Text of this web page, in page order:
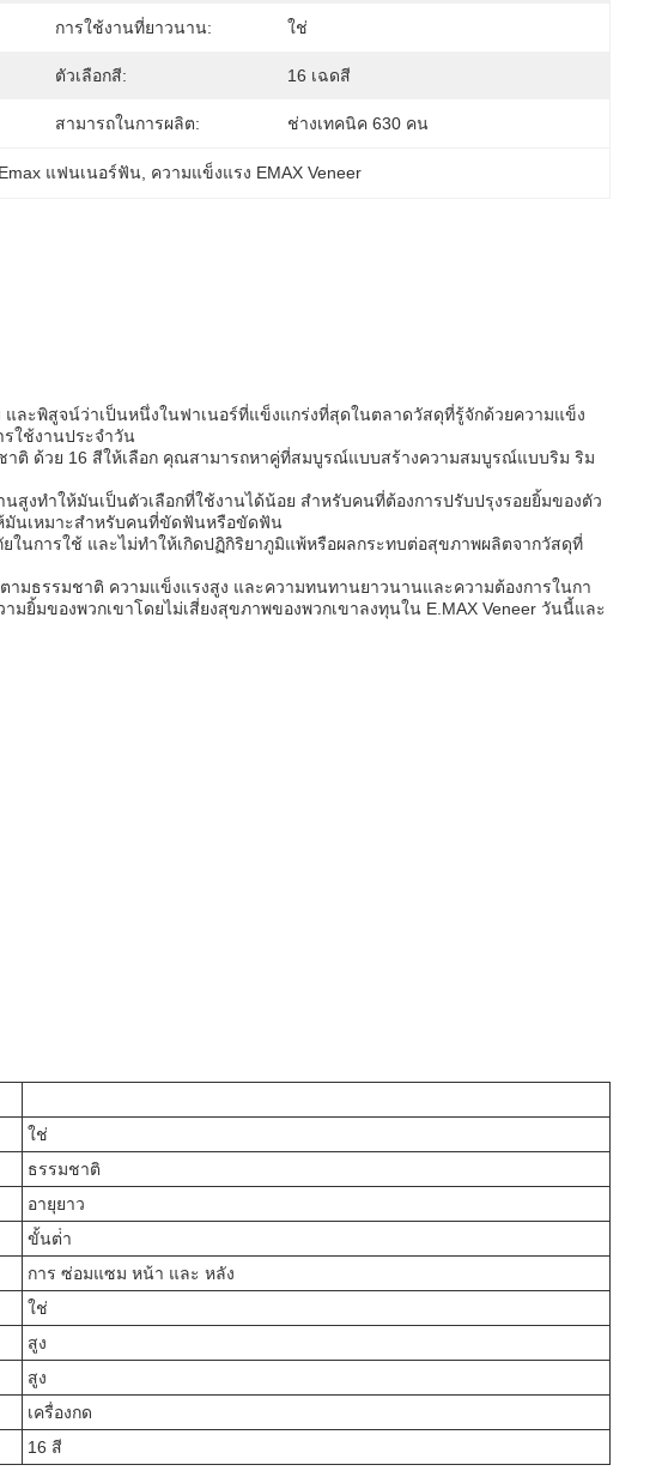
การใช้งานที่ยาวนาน: ใช่
ตัวเลือกสี: 16 เฉดสี
สามารถในการผลิต: ช่างเทคนิค 630 คน
แฟนเนอร์ฟัน ความแข็งแรง EMAX Veneer
ะพิสูจน์ว่าเป็นหนึ่งในฟาเนอร์ที่แข็งแกร่งที่สุดในตลาดวัสดุที่รู้จักด้วยความแข็ง
ใช้งานประจําวัน
ติ ด้วย 16 สีให้เลือก คุณสามารถหาคู่ที่สมบูรณ์แบบสร้างความสมบูรณ์แบบริม ริม
งทําให้มันเป็นตัวเลือกที่ใช้งานได้น้อย สําหรับคนที่ต้องการปรับปรุงรอยยิ้มของตัว
ห้มันเหมาะสําหรับคนที่ขัดฟันหรือขัดฟัน
ในการใช้ และไม่ทําให้เกิดปฏิกิริยาภูมิแพ้หรือผลกระทบต่อสุขภาพผลิตจากวัสดุที่
ธรรมชาติ ความแข็งแรงสูง และความทนทานยาวนานและความต้องการในกา
ยิ้มของพวกเขาโดยไม่เสี่ยงสุขภาพของพวกเขาลงทุนใน E.MAX Veneer วันนี้และ
ใช่
ธรรมชาติ
อายุยาว
ขั้นต่ํา
การ ซ่อมแซม หน้า และ หลัง
ใช่
สูง
สูง
เครื่องกด
16 สี